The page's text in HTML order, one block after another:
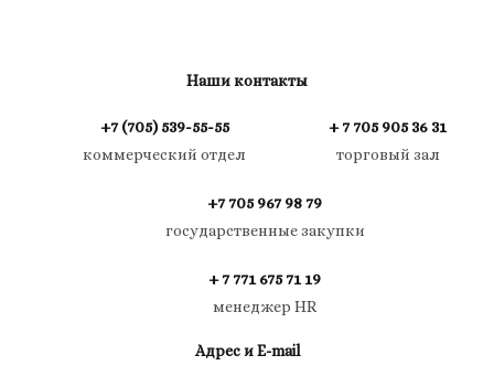
Наши контакты
+7 (705) 539-55-55
коммерческий отдел
+ 7 705 905 36 31
торговый зал
+7 705 967 98 79
государственные закупки
+ 7 771 675 71 19
менеджер HR
Адрес и E-mail